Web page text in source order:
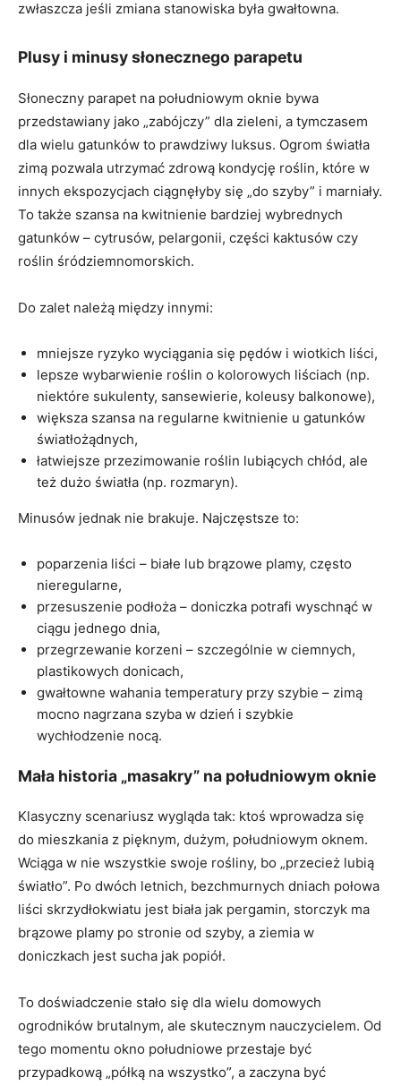
zwłaszcza jeśli zmiana stanowiska była gwałtowna.
Plusy i minusy słonecznego parapetu
Słoneczny parapet na południowym oknie bywa
przedstawiany jako „zabójczy” dla zieleni, a tymczasem
dla wielu gatunków to prawdziwy luksus. Ogrom światła
zimą pozwala utrzymać zdrową kondycję roślin, które w
innych ekspozycjach ciągnęłyby się „do szyby” i marniały.
To także szansa na kwitnienie bardziej wybrednych
gatunków – cytrusów, pelargonii, części kaktusów czy
roślin śródziemnomorskich.
Do zalet należą między innymi:
mniejsze ryzyko wyciągania się pędów i wiotkich liści,
lepsze wybarwienie roślin o kolorowych liściach (np.
niektóre sukulenty, sansewierie, koleusy balkonowe),
większa szansa na regularne kwitnienie u gatunków
światłożądnych,
łatwiejsze przezimowanie roślin lubiących chłód, ale
też dużo światła (np. rozmaryn).
Minusów jednak nie brakuje. Najczęstsze to:
poparzenia liści – białe lub brązowe plamy, często
nieregularne,
przesuszenie podłoża – doniczka potrafi wyschnąć w
ciągu jednego dnia,
przegrzewanie korzeni – szczególnie w ciemnych,
plastikowych donicach,
gwałtowne wahania temperatury przy szybie – zimą
mocno nagrzana szyba w dzień i szybkie
wychłodzenie nocą.
Mała historia „masakry” na południowym oknie
Klasyczny scenariusz wygląda tak: ktoś wprowadza się
do mieszkania z pięknym, dużym, południowym oknem.
Wciąga w nie wszystkie swoje rośliny, bo „przecież lubią
światło”. Po dwóch letnich, bezchmurnych dniach połowa
liści skrzydłokwiatu jest biała jak pergamin, storczyk ma
brązowe plamy po stronie od szyby, a ziemia w
doniczkach jest sucha jak popiół.
To doświadczenie stało się dla wielu domowych
ogrodników brutalnym, ale skutecznym nauczycielem. Od
tego momentu okno południowe przestaje być
przypadkową „półką na wszystko”, a zaczyna być